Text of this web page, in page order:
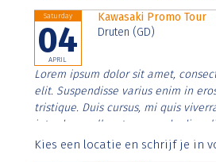
Saturday
04
APRIL
Kawasaki Promo Tour
Druten (GD)
Lorem ipsum dolor sit amet,
elit. Suspendisse varius enim in
tristique. Duis cursus, mi quis
interdum nulla, ut commodo diam
Aenean faucibus nibh et justo
Kies een locatie en schrijf je in